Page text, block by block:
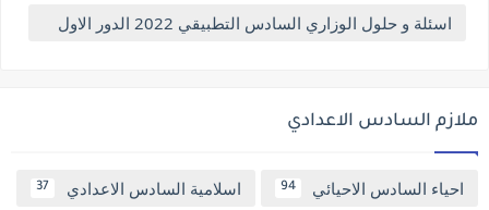
اسئلة و حلول الوزاري السادس التطبيقي 2022 الدور الاول
ملازم السادس الاعدادي
احياء السادس الاحيائي 94 اسلامية السادس الاعدادي 37